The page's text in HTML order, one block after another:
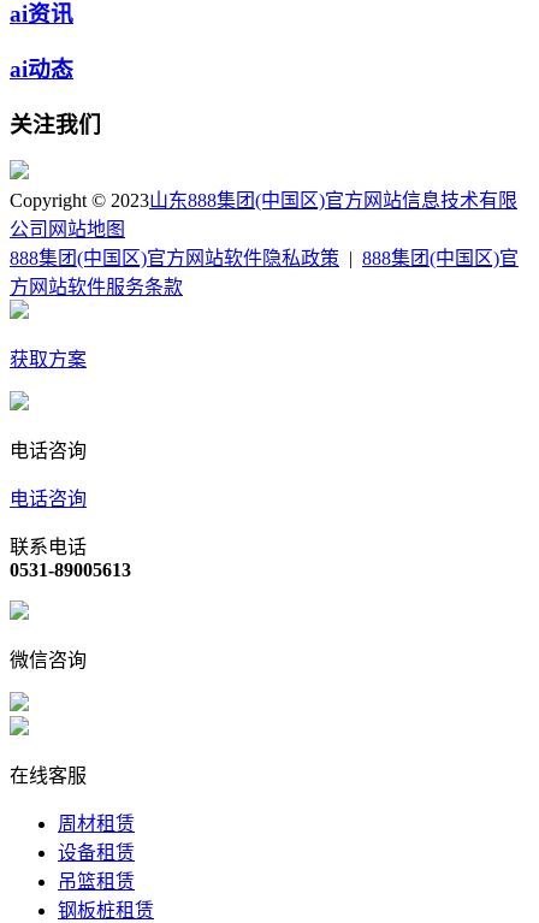
ai资讯
ai动态
关注我们
Copyright © 2023山东888集团(中国区)官方网站信息技术有限
公司 网站地图
888集团(中国区)官方网站软件隐私政策
888集团(中国区)官
方网站软件服务条款
获取方案
电话咨询
电话咨询
联系电话
0531-89005613
微信咨询
在线客服
周材租赁
设备租赁
吊篮租赁
钢板桩租赁